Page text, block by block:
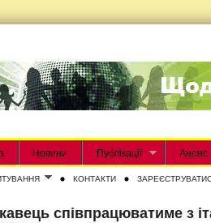
Новини Публікації Анонс
КОНТАКТИ
співпрацюватиме з